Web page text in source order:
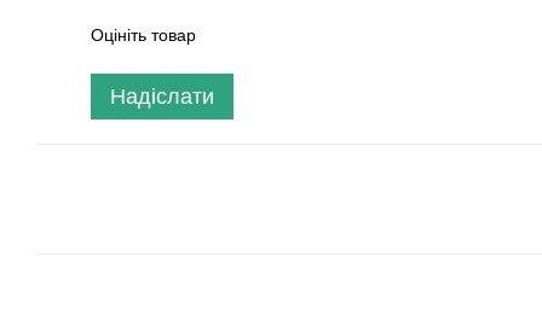
Оцініть товар
Надіслати